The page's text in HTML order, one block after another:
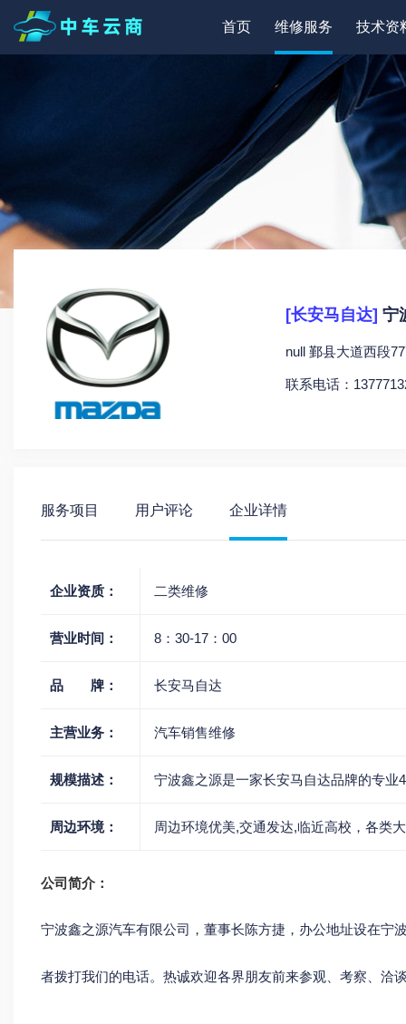
首页 维修服务 技术资
[长安马自达] 宁
null 鄞县大道西段
联系电话：
服务项目 用户评论 企业详情
企业资质： 二类维修
营业时间： 8：30-17：00
品 牌： 长安马自达
主营业务： 汽车销售维修
规模描述： 宁波鑫之源是一家长安马自达品牌的专业
周边环境： 周边环境优美,交通发达,临近高校，各类
公司简介：
宁波鑫之源汽车有限公司，董事长陈方捷，办公地址设在宁
者拨打我们的电话。热诚欢迎各界朋友前来参观、考察、洽